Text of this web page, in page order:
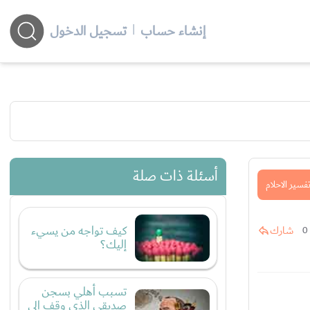
إنشاء حساب | تسجيل الدخول
تفسير الاحلام
0 شارك
أسئلة ذات صلة
كيف تواجه من يسيء
إليك؟
تسبب أهلي بسجن
صديقي الذي وقف إلى